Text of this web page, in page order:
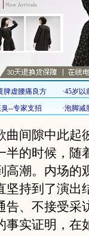
曲间隙中此起
半的时候，随
高潮。内场的
坚持到了演出
告、不接受采
事实证明，在